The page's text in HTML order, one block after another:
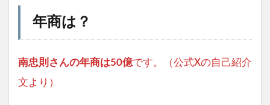
年商は？
南忠則さんの年商は50億です。（公式Xの自己紹介
文より）